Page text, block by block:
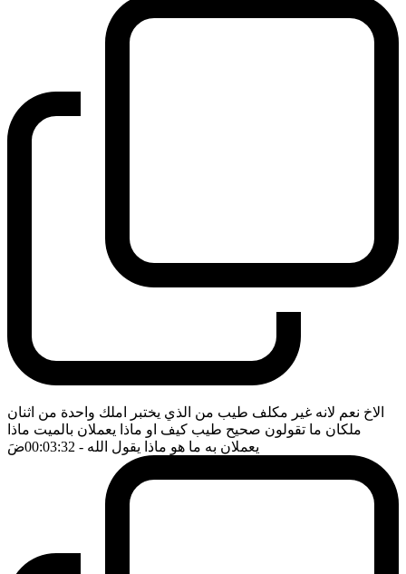
الاخ نعم لانه غير مكلف طيب من الذي يختبر املك واحدة من اثنان
ملكان ما تقولون صحيح طيب كيف او ماذا يعملان بالميت ماذا
يعملان به ما هو ماذا يقول الله - 00:03:32 ضَ